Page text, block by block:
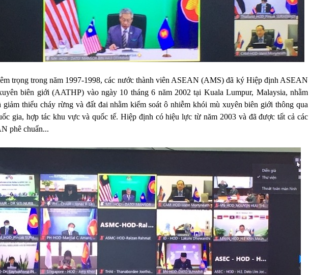
trọng trong năm 1997-1998, các nước thành viên ASEAN (AMS) đã ký Hiệp định ASEAN
biên giới (AATHP) vào ngày 10 tháng 6 năm 2002 tại Kuala Lumpur, Malaysia, nhằm
giảm thiểu cháy rừng và đất đai nhằm kiểm soát ô nhiễm khói mù xuyên biên giới thông qua
gia, hợp tác khu vực và quốc tế. Hiệp định có hiệu lực từ năm 2003 và đã được tất cả các
phê chuẩn...